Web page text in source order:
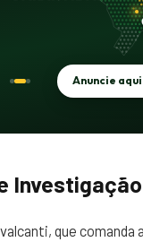
Investigação
que comanda